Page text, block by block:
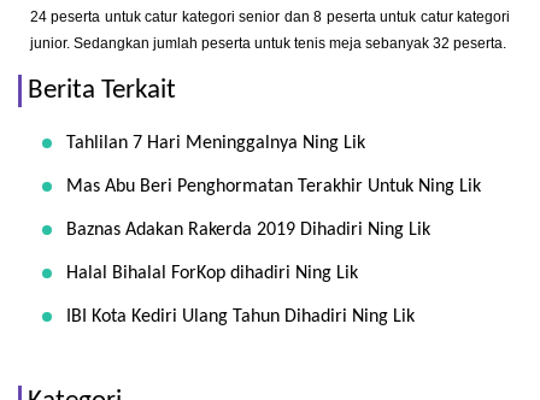
24 peserta untuk catur kategori senior dan 8 peserta untuk catur kategori
junior. Sedangkan jumlah peserta untuk tenis meja sebanyak 32 peserta.
Berita Terkait
Tahlilan 7 Hari Meninggalnya Ning Lik
Mas Abu Beri Penghormatan Terakhir Untuk Ning Lik
Baznas Adakan Rakerda 2019 Dihadiri Ning Lik
Halal Bihalal ForKop dihadiri Ning Lik
IBI Kota Kediri Ulang Tahun Dihadiri Ning Lik